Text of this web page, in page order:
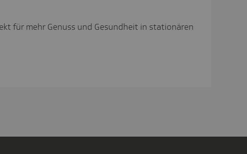
für mehr Genuss und Gesundheit in stationären